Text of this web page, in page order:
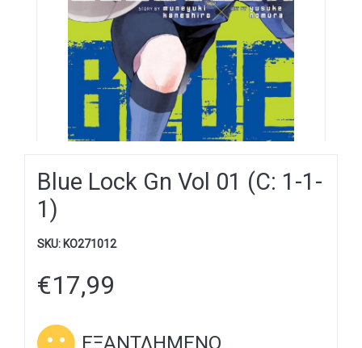
Blue Lock Gn Vol 01 (C: 1-1-
1)
SKU: KO271012
€17,99
ΕΞΑΝΤΛΗΜΈΝΟ